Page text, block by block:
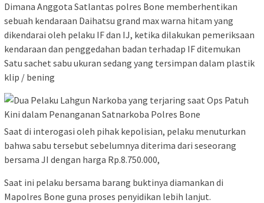
Dimana Anggota Satlantas polres Bone memberhentikan
sebuah kendaraan Daihatsu grand max warna hitam yang
dikendarai oleh pelaku IF dan IJ, ketika dilakukan pemeriksaan
kendaraan dan penggedahan badan terhadap IF ditemukan
Satu sachet sabu ukuran sedang yang tersimpan dalam plastik
klip / bening
Saat di interogasi oleh pihak kepolisian, pelaku menuturkan
bahwa sabu tersebut sebelumnya diterima dari seseorang
bersama JI dengan harga Rp.8.750.000,
Saat ini pelaku bersama barang buktinya diamankan di
Mapolres Bone guna proses penyidikan lebih lanjut.